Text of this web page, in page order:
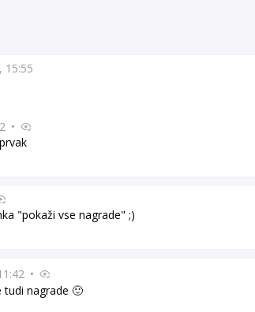
15:55
•
"pokaži vse nagrade" ;)
•
nagrade 🙂